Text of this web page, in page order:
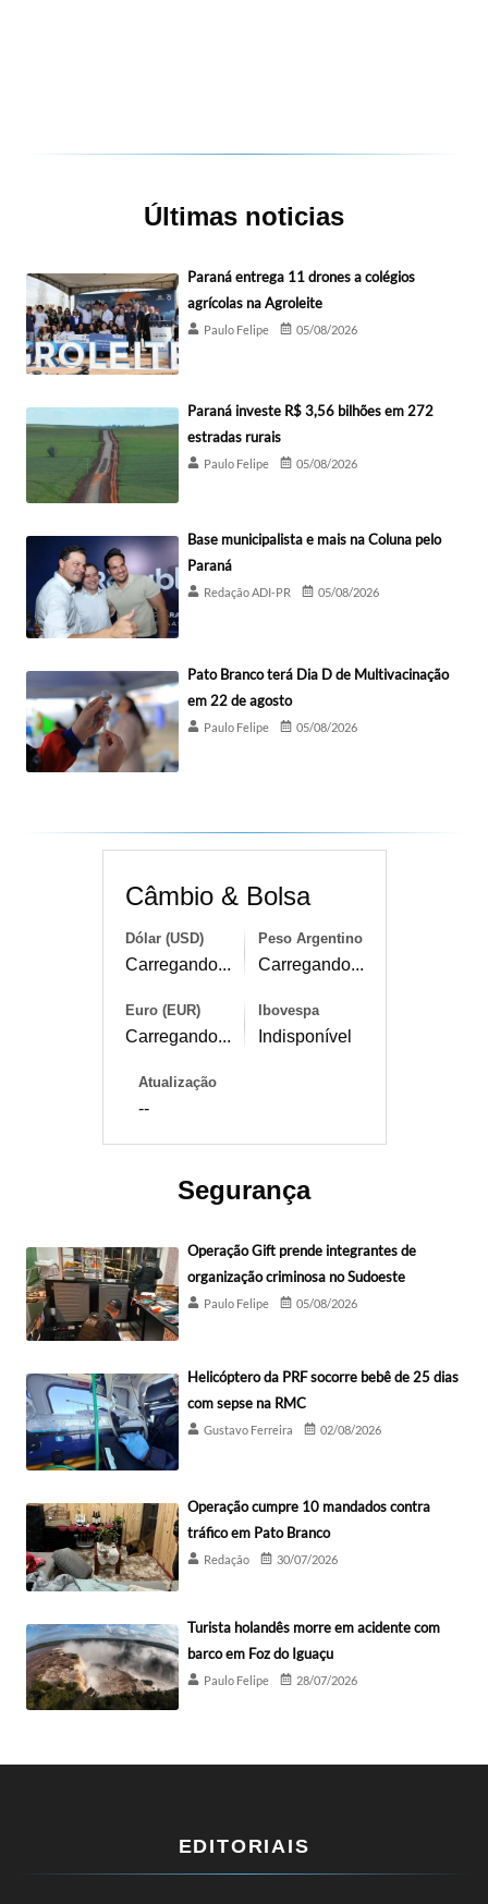
Últimas noticias
Paraná entrega 11 drones a colégios
agrícolas na Agroleite
Paulo Felipe 05/08/2026
Paraná investe R$ 3,56 bilhões em 272
estradas rurais
Paulo Felipe 05/08/2026
Base municipalista e mais na Coluna pelo
Paraná
Redação ADI-PR 05/08/2026
Pato Branco terá Dia D de Multivacinação
em 22 de agosto
Paulo Felipe 05/08/2026
Câmbio & Bolsa
Dólar (USD)
Carregando...
Peso Argentino
Carregando...
Euro (EUR)
Carregando...
Ibovespa
Indisponível
Atualização
--
Segurança
Operação Gift prende integrantes de
organização criminosa no Sudoeste
Paulo Felipe 05/08/2026
Helicóptero da PRF socorre bebê de 25 dias
com sepse na RMC
Gustavo Ferreira 02/08/2026
Operação cumpre 10 mandados contra
tráfico em Pato Branco
Redação 30/07/2026
Turista holandês morre em acidente com
barco em Foz do Iguaçu
Paulo Felipe 28/07/2026
EDITORIAIS